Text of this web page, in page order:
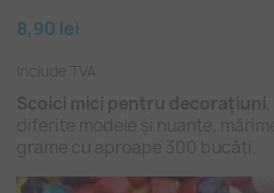
8,90 lei
Include TVA
Scoici mici pentru decorațiuni
diferite modele și nuanțe,
grame cu aproape 300 bucăți.